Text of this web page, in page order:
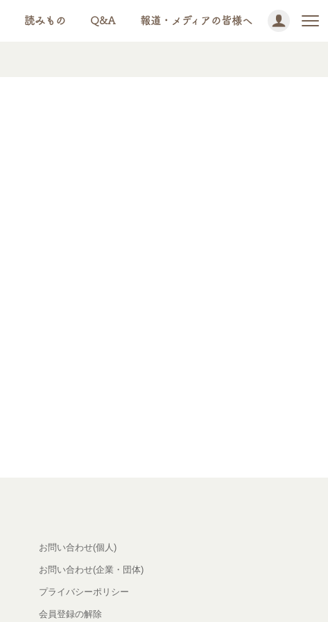
読みもの Q&A 報道・メディアの皆様へ
お問い合わせ(個人)
お問い合わせ(企業・団体)
プライバシーポリシー
会員登録の解除